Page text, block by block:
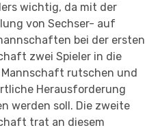
wichtig, da mit der
von Sechser- auf
bei der ersten
zwei Spieler in die
rutschen und
Herausforderung
werden soll. Die zweite
trat an diesem